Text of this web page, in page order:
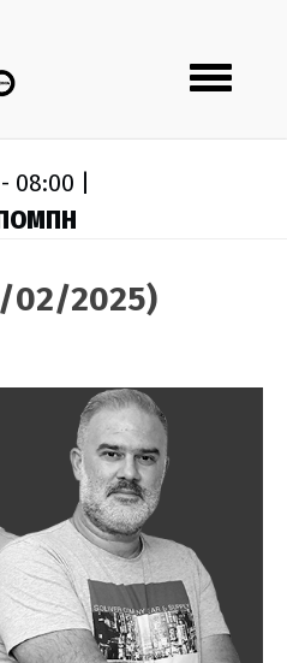
Toggle
navigation
08:00 |
02/2025)